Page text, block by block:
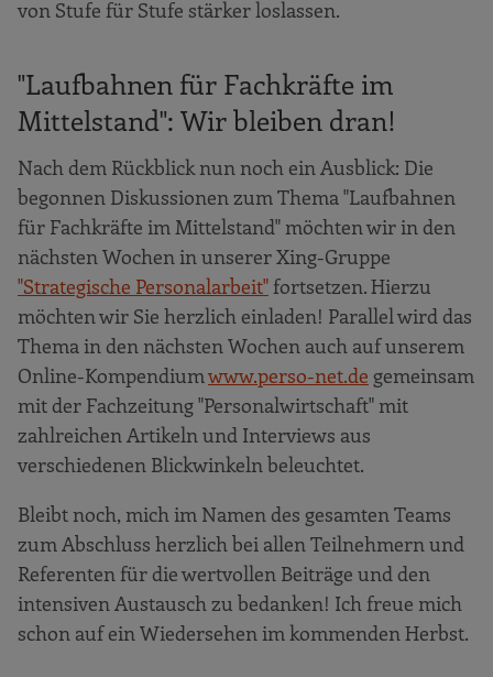
von Stufe für Stufe stärker loslassen.
"Laufbahnen für Fachkräfte im
Mittelstand": Wir bleiben dran!
Nach dem Rückblick nun noch ein Ausblick: Die
begonnen Diskussionen zum Thema "Laufbahnen
für Fachkräfte im Mittelstand" möchten wir in den
nächsten Wochen in unserer Xing-Gruppe
"Strategische Personalarbeit"fortsetzen. Hierzu
möchten wir Sie herzlich einladen! Parallel wird das
Thema in den nächsten Wochen auch auf unserem
Online-Kompendiumwww.perso-net.de gemeinsam
mit der Fachzeitung "Personalwirtschaft" mit
zahlreichen Artikeln und Interviews aus
verschiedenen Blickwinkeln beleuchtet.
Bleibt noch, mich im Namen des gesamten Teams
zum Abschluss herzlich bei allen Teilnehmern und
Referenten für die wertvollen Beiträge und den
intensiven Austausch zu bedanken! Ich freue mich
schon auf ein Wiedersehen im kommenden Herbst.